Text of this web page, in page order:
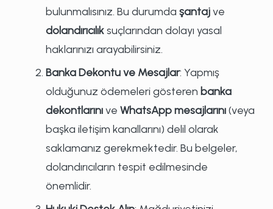
bulunmalısınız. Bu durumda şantajve
dolandırıcılıksuçlarından dolayı yasal
haklarınızı arayabilirsiniz.
Banka Dekontu ve Mesajlar: Yapmış
olduğunuz ödemeleri gösteren banka
dekontlarınıve WhatsApp mesajlarını(veya
başka iletişim kanallarını) delil olarak
saklamanız gerekmektedir. Bu belgeler,
dolandırıcıların tespit edilmesinde
önemlidir.